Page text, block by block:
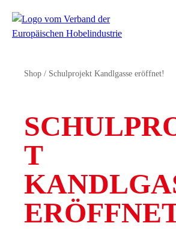
Shop / Schulprojekt Kandlgasse eröffnet!
T